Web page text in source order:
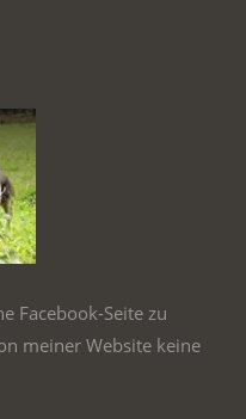
Facebook-Seite zu
meiner Website keine